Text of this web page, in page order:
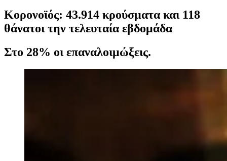
Κορονοϊός: 43.914 κρούσματα και 118
θάνατοι την τελευταία εβδομάδα
Στο 28% οι επαναλοιμώξεις.